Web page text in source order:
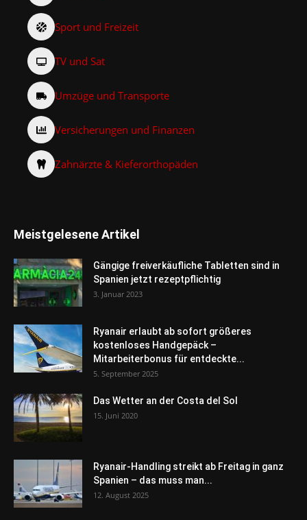
Sport und Freizeit
TV und Sat
Umzüge und Transporte
Versicherungen und Finanzen
Zahnärzte & Kieferorthopäden
Meistgelesene Artikel
Gängige freiverkäufliche Tabletten sind in
Spanien jetzt rezeptpflichtig
3. Januar 2023
Ryanair erlaubt ab sofort größeres
kostenloses Handgepäck –
Mitarbeiterbonus für entdeckte...
5. September 2025
Das Wetter an der Costa del Sol
15. Juni 2020
Ryanair-Handling streikt ab Freitag in ganz
Spanien – das muss man...
12. August 2025